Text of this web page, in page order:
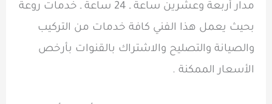
مدار أربعة وعشرين ساعة ـ 24 ساعة ـ خدمات روعة
بحيث يعمل هذا الفني كافة خدمات من التركيب
والصيانة والتصليح والاشتراك بالقنوات بأرخص
الأسعار الممكنة .